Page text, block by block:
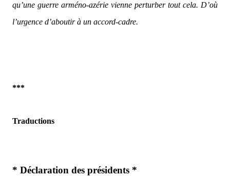
qu’une guerre arméno-azérie vienne perturber tout cela. D’où
l’urgence d’aboutir à un accord-cadre.
***
Traductions
* Déclaration des présidents *